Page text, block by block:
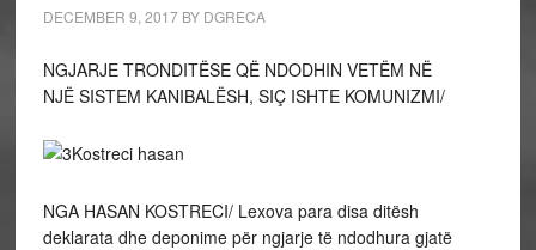
DECEMBER 9, 2017BY DGRECA
NGJARJE TRONDITËSE QË NDODHIN VETËM NË
NJË SISTEM KANIBALËSH, SIÇ ISHTE KOMUNIZMI/
NGA HASAN KOSTRECI/ Lexova para disa ditësh
deklarata dhe deponime për ngjarje të ndodhura gjatë